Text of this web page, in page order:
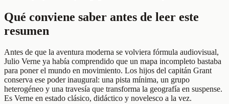
Qué conviene saber antes de leer este
resumen
Antes de que la aventura moderna se volviera fórmula audiovisual,
Julio Verne ya había comprendido que un mapa incompleto bastaba
para poner el mundo en movimiento. Los hijos del capitán Grant
conserva ese poder inaugural: una pista mínima, un grupo
heterogéneo y una travesía que transforma la geografía en suspense.
Es Verne en estado clásico, didáctico y novelesco a la vez.